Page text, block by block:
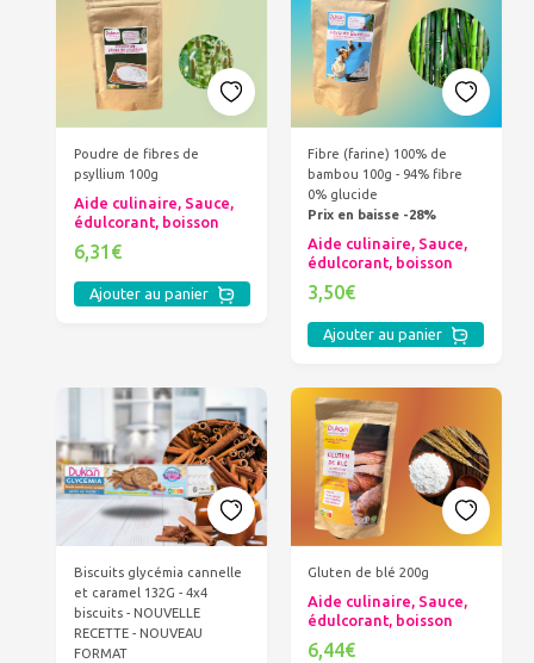
Poudre de fibres de
psyllium 100g
Aide culinaire, Sauce,
édulcorant, boisson
6,31€
Ajouter au panier
Fibre (farine) 100% de
bambou 100g - 94% fibre
0% glucide
Prix en baisse -28%
Aide culinaire, Sauce,
édulcorant, boisson
3,50€
Ajouter au panier
Biscuits glycémia cannelle
et caramel 132G - 4x4
biscuits - NOUVELLE
RECETTE - NOUVEAU
FORMAT
Gluten de blé 200g
Aide culinaire, Sauce,
édulcorant, boisson
6,44€